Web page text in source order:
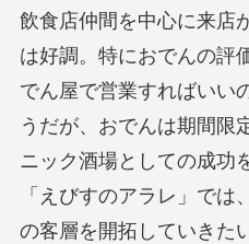
飲食店仲間を中心に来店
は好調。特におでんの評
でん屋で営業すればいい
うだが、おでんは期間限
ニック酒場としての成功
「えびすのアラレ」では
の客層を開拓していきた